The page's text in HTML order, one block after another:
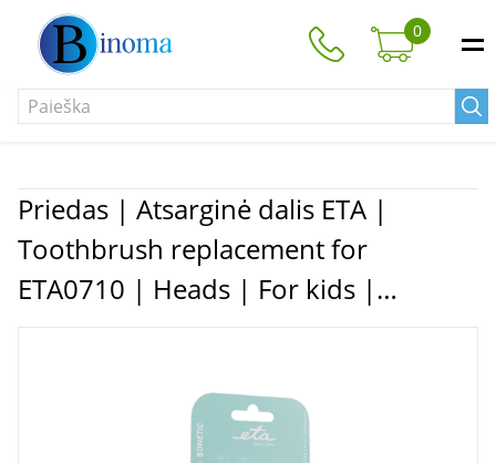
0
Priedas | Atsarginė dalis ETA |
Toothbrush replacement for
ETA0710 | Heads | For kids |
Number of brush heads included 2 |
Does not apply | White